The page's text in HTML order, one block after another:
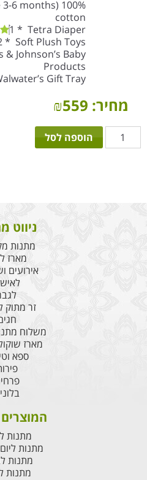
6 months) 100%
cotton
1 * Tetra Diaper
* Soft Plush Toys
& Johnson’s Baby
Products
Gift Tray
מחיר: ₪559
כמות
הוספה לסל
ניווט
מתנות
מארז
אירועים
זר מתוק
משלוח
מארז
ספא
מתנות
מתנות
מתנות
מתנות